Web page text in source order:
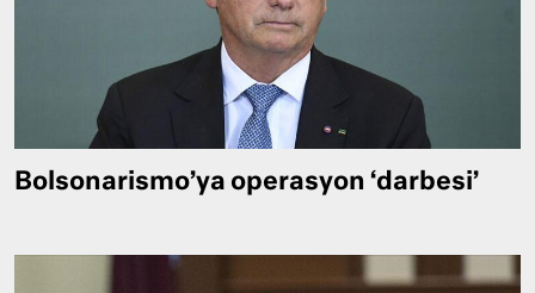
Bolsonarismo’ya operasyon ‘darbesi’